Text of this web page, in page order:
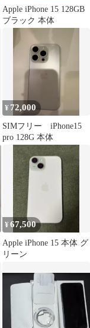
Apple iPhone 15 128GB
ブラック 本体
¥ 72,000
SIMフリー iPhone15
pro 128G 本体
¥67,500
Apple iPhone 15 本体 グ
リーン